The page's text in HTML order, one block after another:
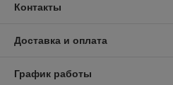
Контакты
Доставка и оплата
График работы